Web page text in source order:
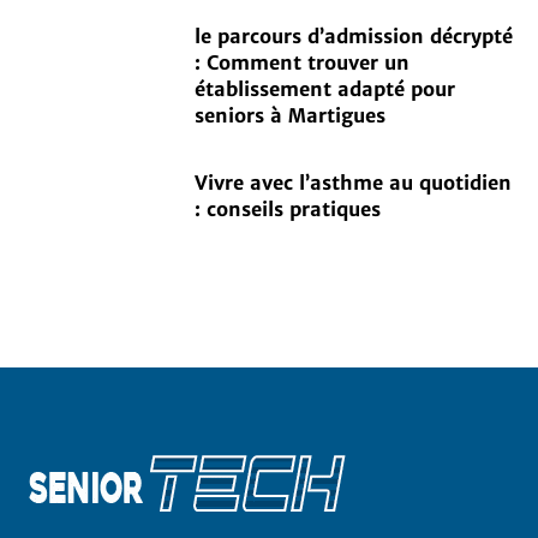
le parcours d’admission décrypté
: Comment trouver un
établissement adapté pour
seniors à Martigues
Vivre avec l’asthme au quotidien
: conseils pratiques